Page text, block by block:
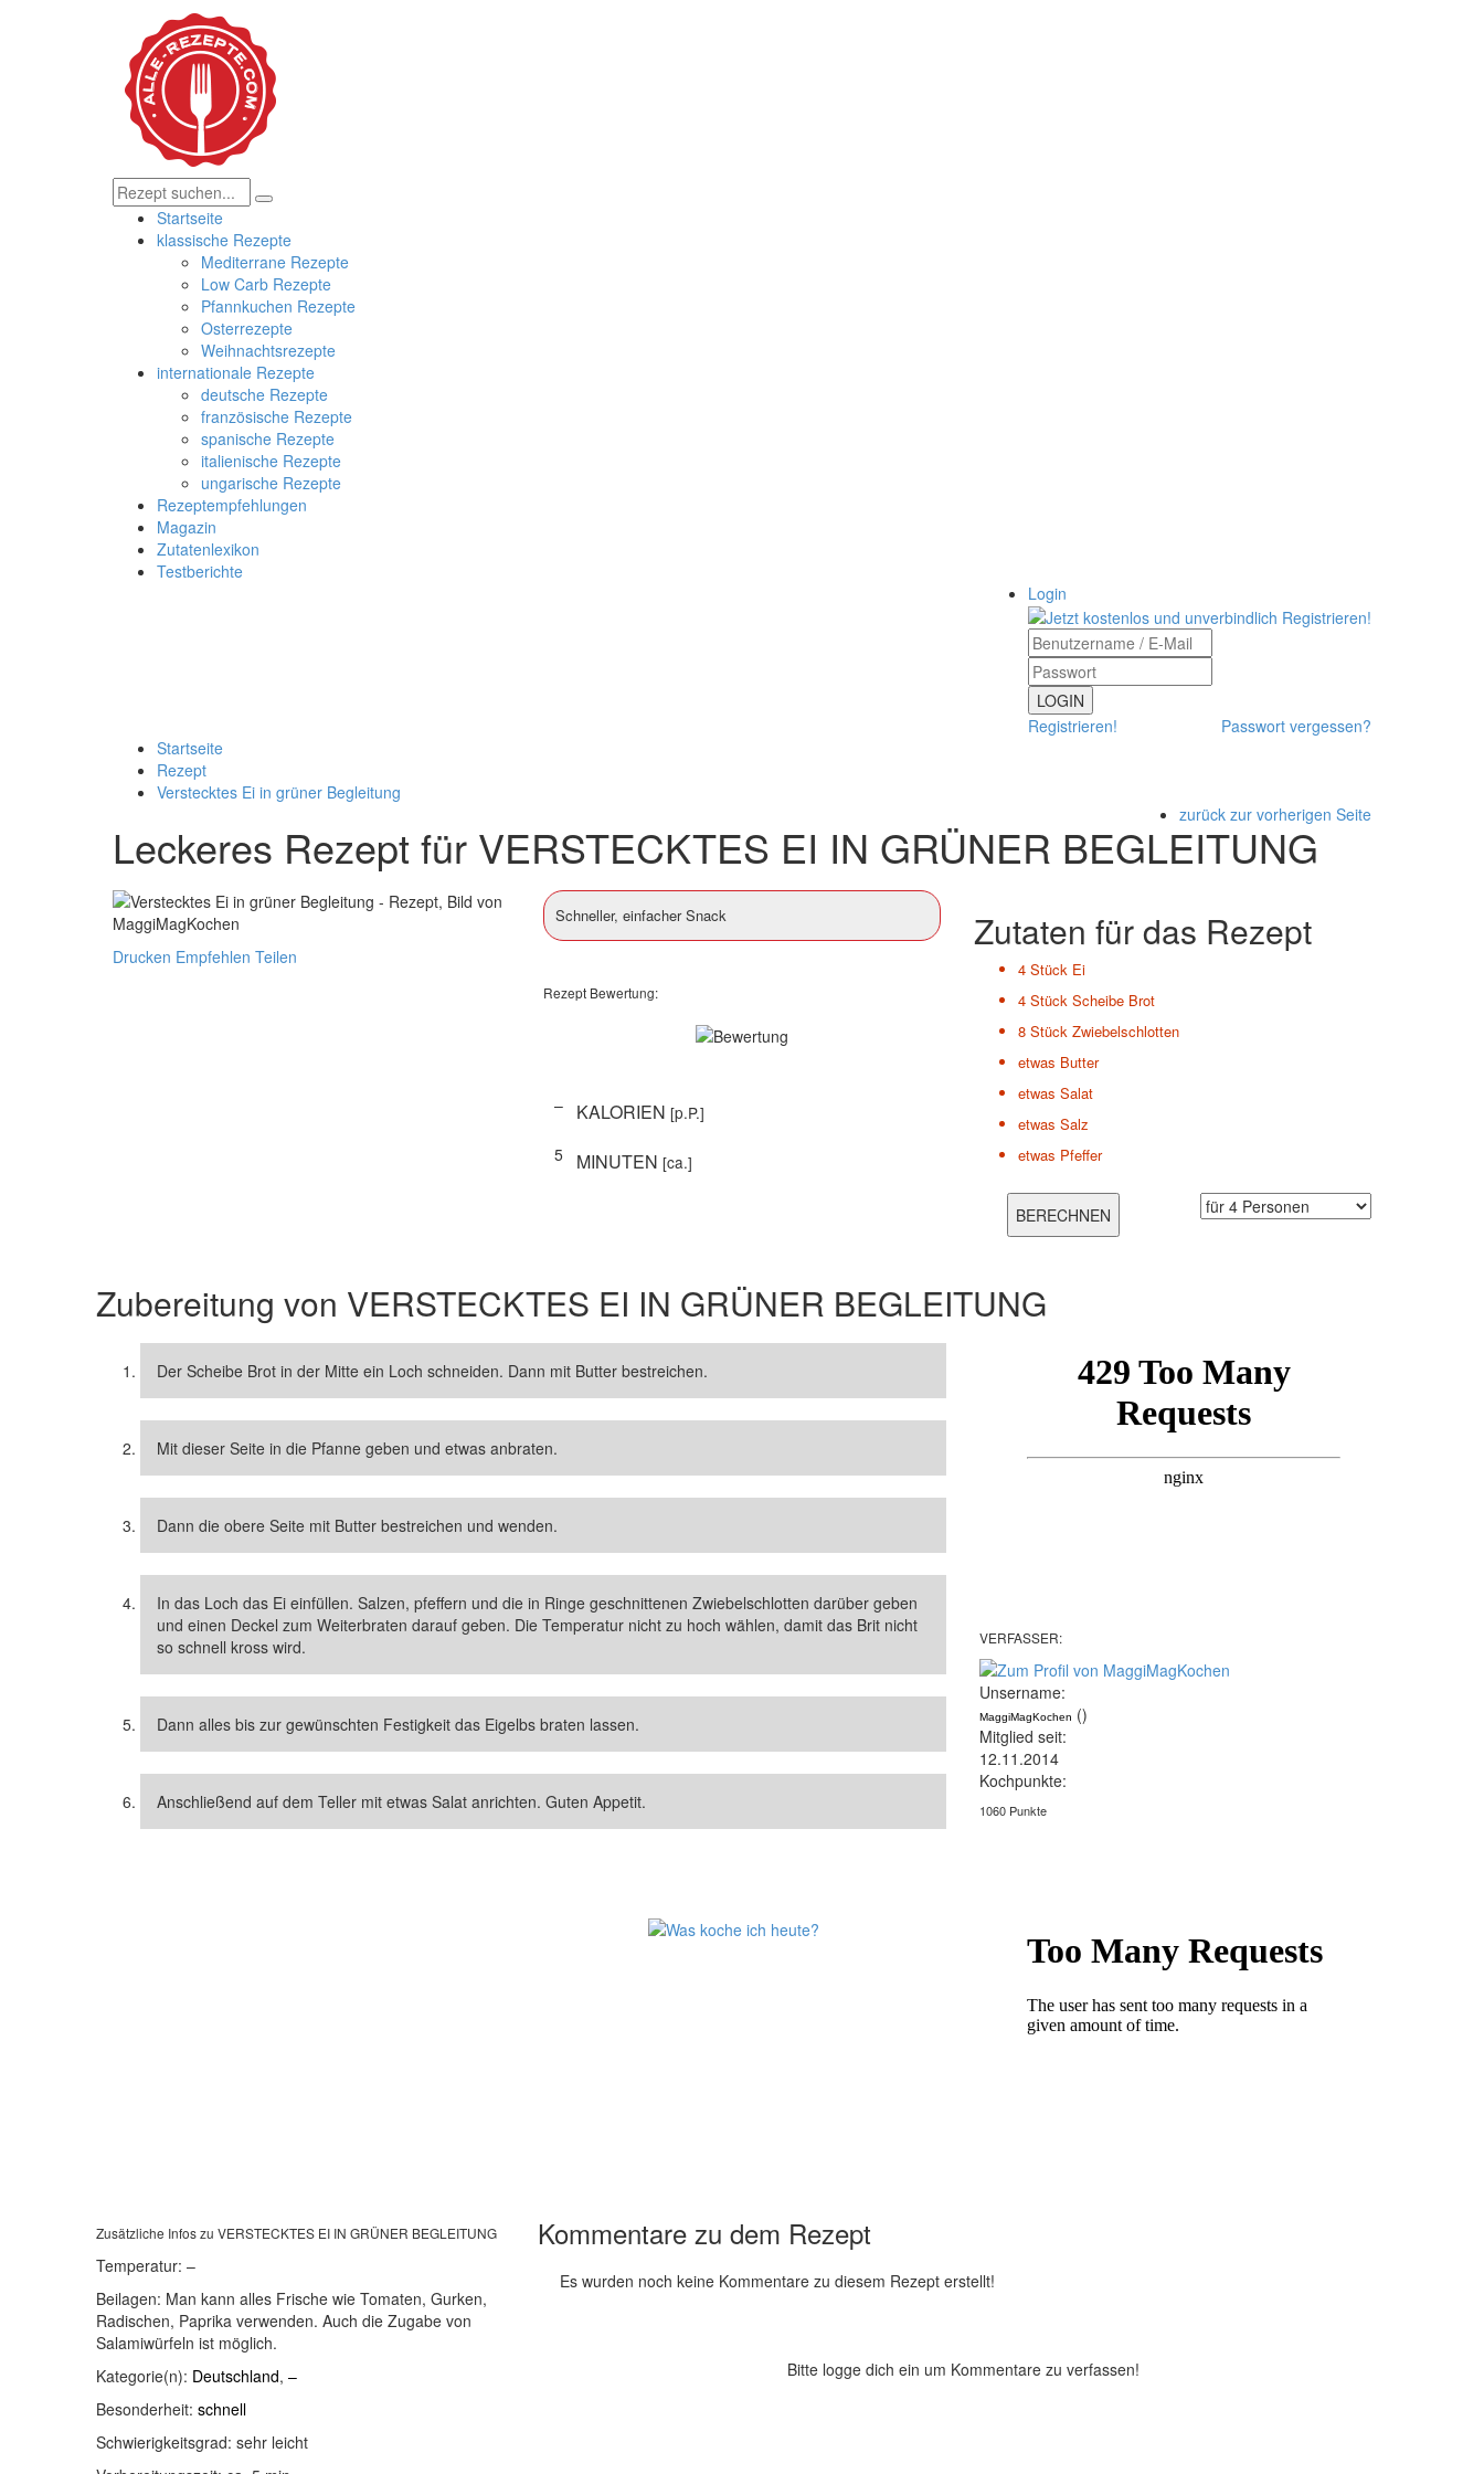
Startseite
klassische Rezepte
Mediterrane Rezepte
Low Carb Rezepte
Pfannkuchen Rezepte
Osterrezepte
Weihnachtsrezepte
internationale Rezepte
deutsche Rezepte
französische Rezepte
spanische Rezepte
italienische Rezepte
ungarische Rezepte
Rezeptempfehlungen
Magazin
Zutatenlexikon
Testberichte
Login
LOGIN
Registrieren!
Passwort vergessen?
Startseite
Rezept
Verstecktes Ei in grüner Begleitung
zurück zur vorherigen Seite
Leckeres Rezept für VERSTECKTES EI IN GRÜNER BEGLEITUNG
Drucken Empfehlen Teilen
Schneller, einfacher Snack
Rezept Bewertung:
– KALORIEN [p.P.]
5
MINUTEN [ca.]
Zutaten für das Rezept
4 Stück Ei
4 Stück Scheibe Brot
8 Stück Zwiebelschlotten
etwas Butter
etwas Salat
etwas Salz
etwas Pfeffer
Zubereitung von VERSTECKTES EI IN GRÜNER BEGLEITUNG
Der Scheibe Brot in der Mitte ein Loch schneiden. Dann mit Butter bestreichen.
Mit dieser Seite in die Pfanne geben und etwas anbraten.
Dann die obere Seite mit Butter bestreichen und wenden.
In das Loch das Ei einfüllen. Salzen, pfeffern und die in Ringe geschnittenen Zwiebelschlotten darüber geben
und einen Deckel zum Weiterbraten darauf geben. Die Temperatur nicht zu hoch wählen, damit das Brit nicht
so schnell kross wird.
Dann alles bis zur gewünschten Festigkeit das Eigelbs braten lassen.
Anschließend auf dem Teller mit etwas Salat anrichten. Guten Appetit.
VERFASSER:
Unsername:
MaggiMagKochen ()
Mitglied seit:
12.11.2014
Kochpunkte:
1060 Punkte
Zusätzliche Infos zu VERSTECKTES EI IN GRÜNER BEGLEITUNG
Temperatur: –
Beilagen: Man kann alles Frische wie Tomaten, Gurken,
Radischen, Paprika verwenden. Auch die Zugabe von
Salamiwürfeln ist möglich.
Kategorie(n): Deutschland, –
Besonderheit: schnell
Schwierigkeitsgrad: sehr leicht
Kommentare zu dem Rezept
Es wurden noch keine Kommentare zu diesem Rezept erstellt!
Bitte logge dich ein um Kommentare zu verfassen!